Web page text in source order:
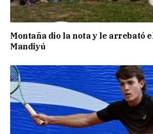
Montaña dio la nota y le arrebató
Mandiyú